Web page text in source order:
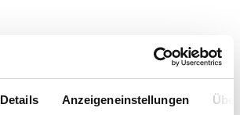
Details Anzeigeneinstellungen
(606)